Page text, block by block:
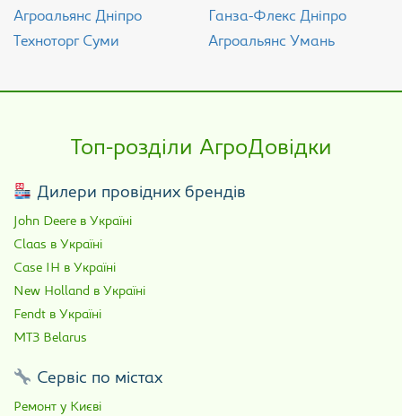
Агроальянс Дніпро
Техноторг Суми
Ганза-Флекс Дніпро
Агроальянс Умань
Топ-розділи АгроДовідки
Дилери провідних брендів
John Deere в Україні
Claas в Україні
Case IH в Україні
New Holland в Україні
Fendt в Україні
МТЗ Belarus
Сервіс по містах
Ремонт у Києві